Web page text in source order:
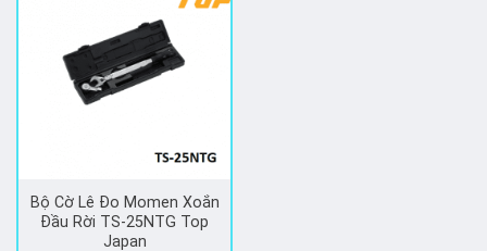
Bộ Cờ Lê Đo Momen Xoắn
Đầu Rời TS-25NTG Top
Japan